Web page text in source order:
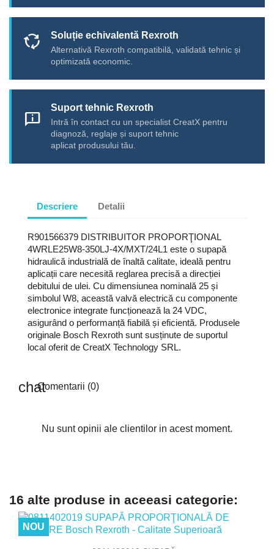
cycle Soluție echivalentă Rexroth
Alternativă Rexroth compatibilă, validată tehnic și
optimizată economic.
chat_info
Suport tehnic Rexroth
Intră în contact cu un specialist CreatX pentru
diagnoză, reglaje și suport tehnic
aplicat produsului tău.
Descriere Detalii
R901566379 DISTRIBUITOR PROPORŢIONAL
4WRLE25W8-350LJ-4X/MXT/24L1 este o supapă
hidraulică industrială de înaltă calitate, ideală pentru
aplicații care necesită reglarea precisă a direcției
debitului de ulei. Cu dimensiunea nominală 25 și
simbolul W8, această valvă electrică cu componente
electronice integrate funcționează la 24 VDC,
asigurând o performanță fiabilă și eficientă. Produsele
originale Bosch Rexroth sunt susținute de suportul
local oferit de CreatX Technology SRL.
Comentarii (0)
Nu sunt opinii ale clientilor in acest moment.
16 alte produse in aceeasi categorie:
NOU